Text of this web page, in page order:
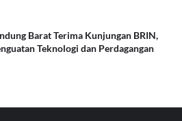
Barat Terima Kunjungan BRIN,
Teknologi dan Perdagangan